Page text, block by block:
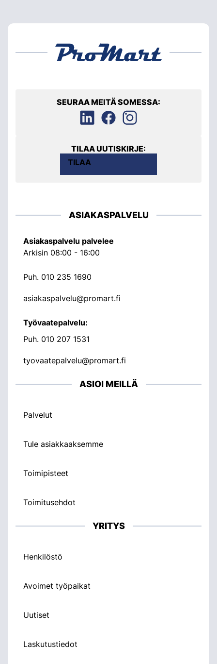
SEURAA MEITÄ SOMESSA:
TILAA UUTISKIRJE:
TILAA
ASIAKASPALVELU
Asiakaspalvelu palvelee
Arkisin 08:00 - 16:00
Puh. 010 235 1690
asiakaspalvelu@promart.fi
Työvaatepalvelu:
Puh. 010 207 1531
tyovaatepalvelu@promart.fi
ASIOI MEILLÄ
Palvelut
Tule asiakkaaksemme
Toimipisteet
Toimitusehdot
YRITYS
Henkilöstö
Avoimet työpaikat
Uutiset
Laskutustiedot